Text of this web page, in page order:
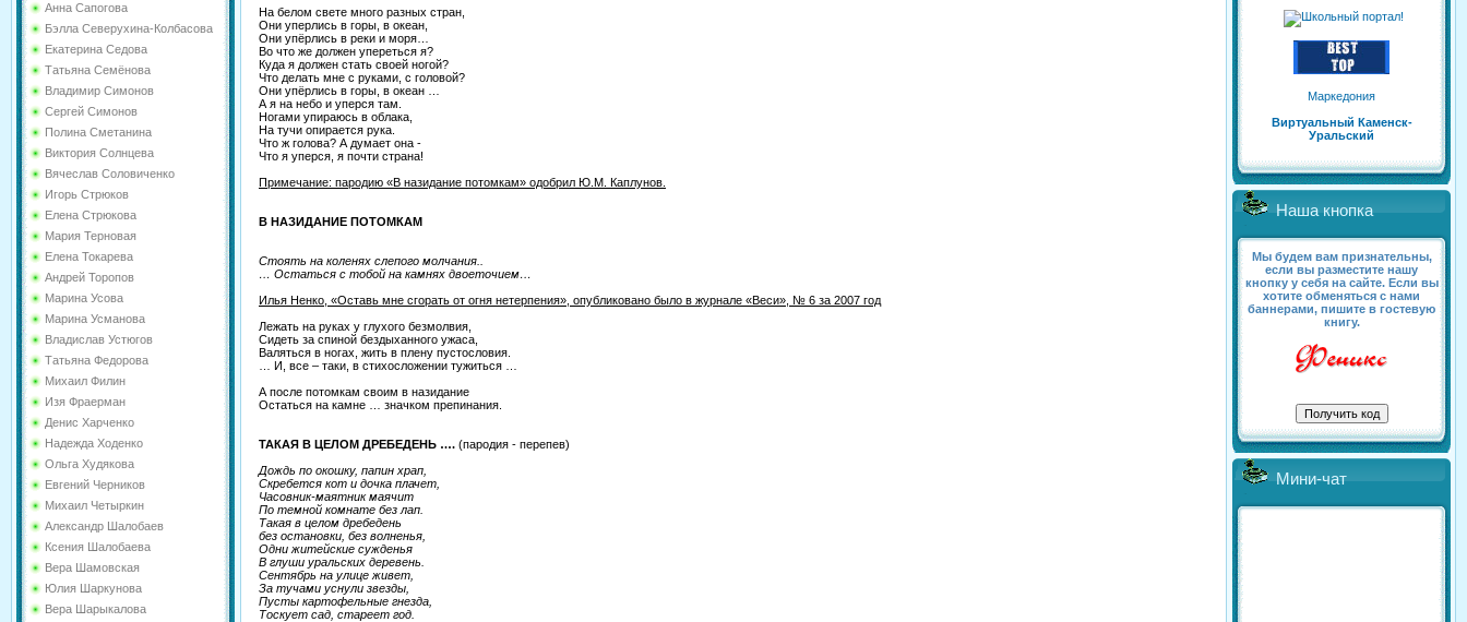
Анна Сапогова
Бэлла Северухина-Колбасова
Екатерина Седова
Татьяна Семёнова
Владимир Симонов
Сергей Симонов
Полина Сметанина
Виктория Солнцева
Вячеслав Соловиченко
Игорь Стрюков
Елена Стрюкова
Мария Терновая
Елена Токарева
Андрей Торопов
Марина Усова
Марина Усманова
Владислав Устюгов
Татьяна Федорова
Михаил Филин
Изя Фраерман
Денис Харченко
Надежда Ходенко
Ольга Худякова
Евгений Черников
Михаил Четыркин
Александр Шалобаев
Ксения Шалобаева
Вера Шамовская
Юлия Шаркунова
Вера Шарыкалова
На белом свете много разных стран,
Они уперлись в горы, в океан,
Они упёрлись в реки и моря…
Во что же должен упереться я?
Куда я должен стать своей ногой?
Что делать мне с руками, с головой?
Они упёрлись в горы, в океан …
А я на небо и уперся там.
Ногами упираюсь в облака,
На тучи опирается рука.
Что ж голова? А думает она -
Что я уперся, я почти страна!
Примечание: пародию «В назидание потомкам» одобрил Ю.М. Каплунов.
В НАЗИДАНИЕ ПОТОМКАМ
Стоять на коленях слепого молчания..
… Остаться с тобой на камнях двоеточием…
Илья Ненко, «Оставь мне сгорать от огня нетерпения», опубликовано было в журнале «Веси», № 6 за 2007 год
Лежать на руках у глухого безмолвия,
Сидеть за спиной бездыханного ужаса,
Валяться в ногах, жить в плену пустословия.
… И, все – таки, в стихосложении тужиться …
А после потомкам своим в назидание
Остаться на камне … значком препинания.
ТАКАЯ В ЦЕЛОМ ДРЕБЕДЕНЬ …. (пародия - перепев)
Дождь по окошку, папин храп,
Скребется кот и дочка плачет,
Часовник-маятник маячит
По темной комнате без лап.
Такая в целом дребедень
без остановки, без волненья,
Одни житейские сужденья
В глуши уральских деревень.
Сентябрь на улице живет,
За тучами уснули звезды,
Пусты картофельные гнезда,
Тоскует сад, стареет год.
Маркедония
Виртуальный Каменск-
Уральский
Наша кнопка
Мы будем вам признательны,
если вы разместите нашу
кнопку у себя на сайте. Если вы
хотите обменяться с нами
баннерами, пишите в гостевую
книгу.
Мини-чат